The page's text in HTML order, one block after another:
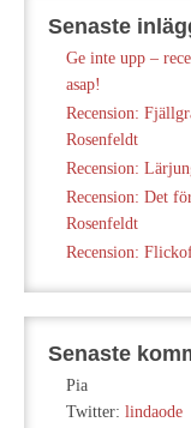
Senaste
Ge inte upp –
asap!
Recension:
Rosenfeldt
Recension:
Recension: Det
Rosenfeldt
Recension:
Senaste
Pia
Twitter: lindaode